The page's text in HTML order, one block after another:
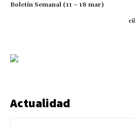
Boletín Semanal (11 – 18 mar)
Actualidad